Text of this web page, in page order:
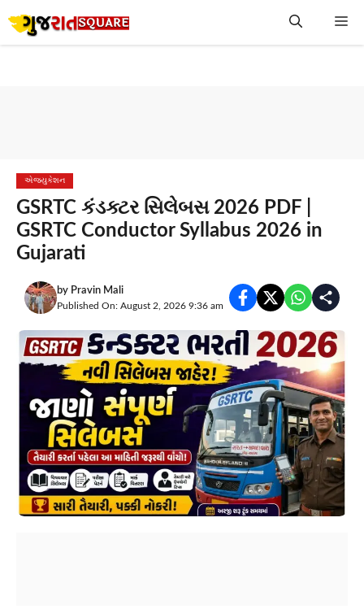
to
એજ્યુકેશન
GSRTC કંડક્ટર સિલેબસ 2026 PDF |
GSRTC Conductor Syllabus 2026 in
Gujarati
by Pravin Mali
Published On: August 2, 2026 9:36 am